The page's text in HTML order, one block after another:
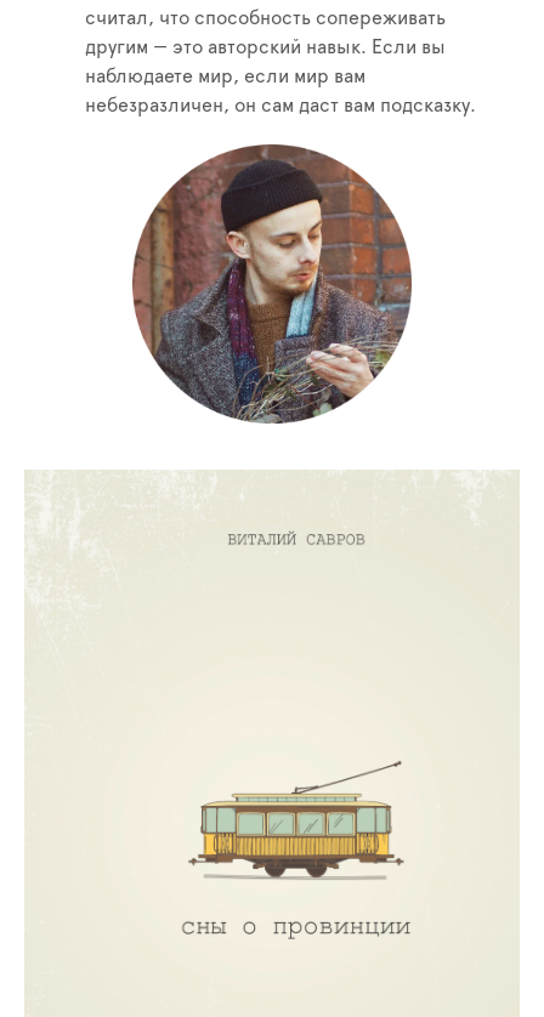
считал, что способность сопереживать
другим — это авторский навык. Если вы
наблюдаете мир, если мир вам
небезразличен, он сам даст вам подсказку.